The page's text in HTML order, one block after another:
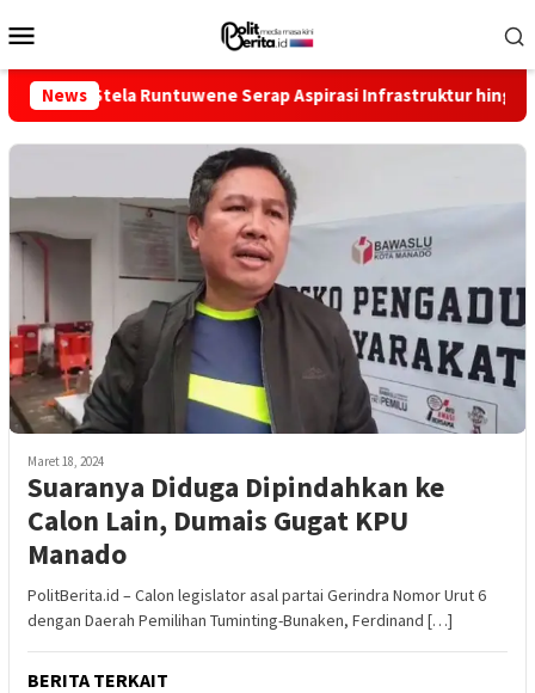
ke
Mobile
News
Stela Runtuwene Serap Aspirasi Infrastruktur hingga
Maret 18, 2024
Suaranya Diduga Dipindahkan ke
Calon Lain, Dumais Gugat KPU
Manado
PolitBerita.id – Calon legislator asal partai Gerindra Nomor Urut 6
dengan Daerah Pemilihan Tuminting-Bunaken, Ferdinand […]
BERITA TERKAIT